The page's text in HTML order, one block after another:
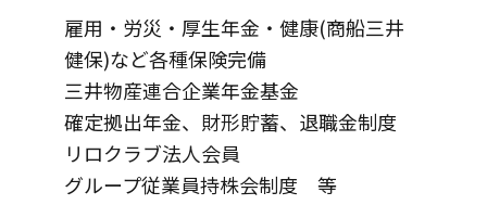
雇用・労災・厚生年金・健康(商船三井
健保)など各種保険完備
三井物産連合企業年金基金
確定拠出年金、財形貯蓄、退職金制度
リロクラブ法人会員
グループ従業員持株会制度 等